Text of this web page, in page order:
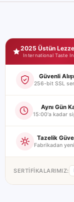
Seyidoğlu
2025 Üstün
International Taste
Güvenli
256-bit SSL
Aynı Gün
15:00'a kadar
Tazelik
Fabrikadan
SERTIFIKALARIMIZ: